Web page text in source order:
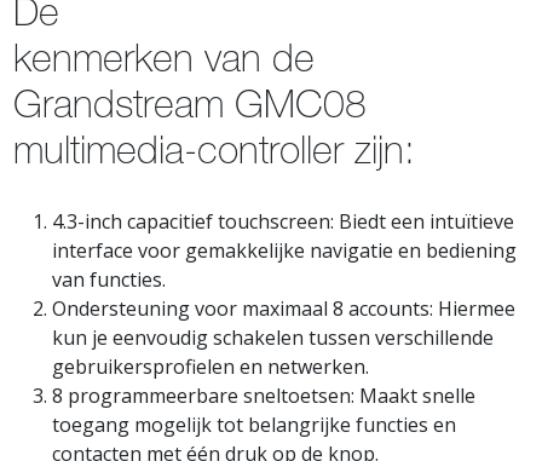
De
kenmerken van de
Grandstream GMC08
multimedia-controller zijn:
4.3-inch capacitief touchscreen: Biedt een intuïtieve
interface voor gemakkelijke navigatie en bediening
van functies.
Ondersteuning voor maximaal 8 accounts: Hiermee
kun je eenvoudig schakelen tussen verschillende
gebruikersprofielen en netwerken.
8 programmeerbare sneltoetsen: Maakt snelle
toegang mogelijk tot belangrijke functies en
contacten met één druk op de knop.